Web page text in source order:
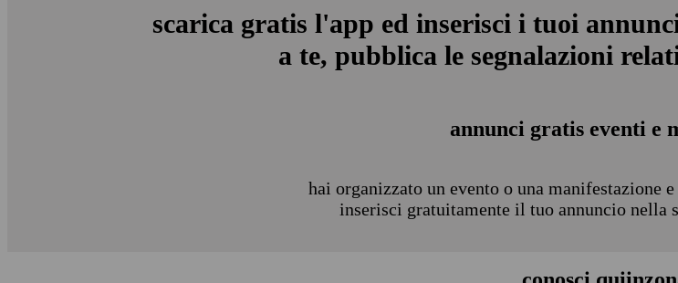
scarica gratis l'app ed inserisci i tuoi
a te, pubblica le segnalazioni
annunci gratis eventi e
hai organizzato un evento o una manifestazione
inserisci gratuitamente il tuo annuncio nella